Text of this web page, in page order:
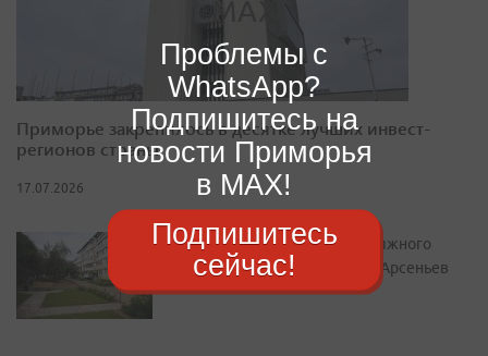
Приморье закрепилось в десятке лучших инвест-
регионов страны
17.07.2026
От уютного двора до горнолыжного
курорта: как преображается Арсеньев
Проблемы с
WhatsApp?
Подпишитесь на
новости Приморья
в MAX!
Подпишитесь
сейчас!